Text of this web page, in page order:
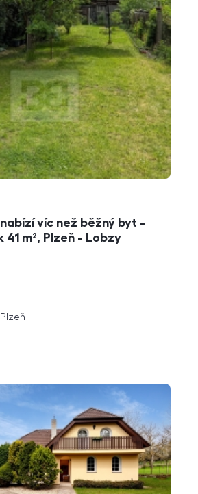
víc než běžný byt -
41 m², Plzeň - Lobzy